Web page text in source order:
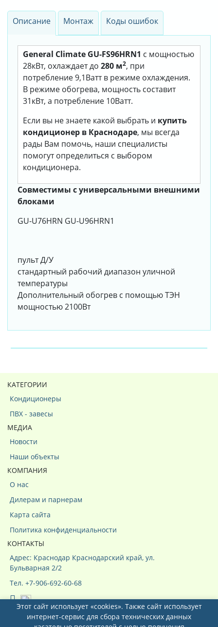
Описание Монтаж Коды ошибок
General Climate GU-FS96HRN1 с мощностью
28кВт, охлаждает до 280 м2, при
потребление 9,1Ватт в режиме охлаждения.
В режиме обогрева, мощность составит
31кВт, а потребление 10Ватт.
Если вы не знаете какой выбрать и купить
кондиционер в Краснодаре, мы всегда
рады Вам помочь, наши специалисты
помогут определиться с выбором
кондиционера.
Совместимы с универсальными внешними
блоками
GU-U76HRN GU-U96HRN1
пульт Д/У
стандартный рабочий диапазон уличной
температуры
Дополнительный обогрев с помощью ТЭН
мощностью 2100Вт
КАТЕГОРИИ
Кондиционеры
ПВХ - завесы
МЕДИА
Новости
Наши объекты
КОМПАНИЯ
О нас
Дилерам и парнерам
Карта сайта
Политика конфиденциальности
КОНТАКТЫ
Адрес: Краснодар Краснодарский край, ул.
Бульварная 2/2
Тел. +7-906-692-60-68
Этот сайт использует «cookies». Также сайт использует
интернет-сервис для сбора технических данных